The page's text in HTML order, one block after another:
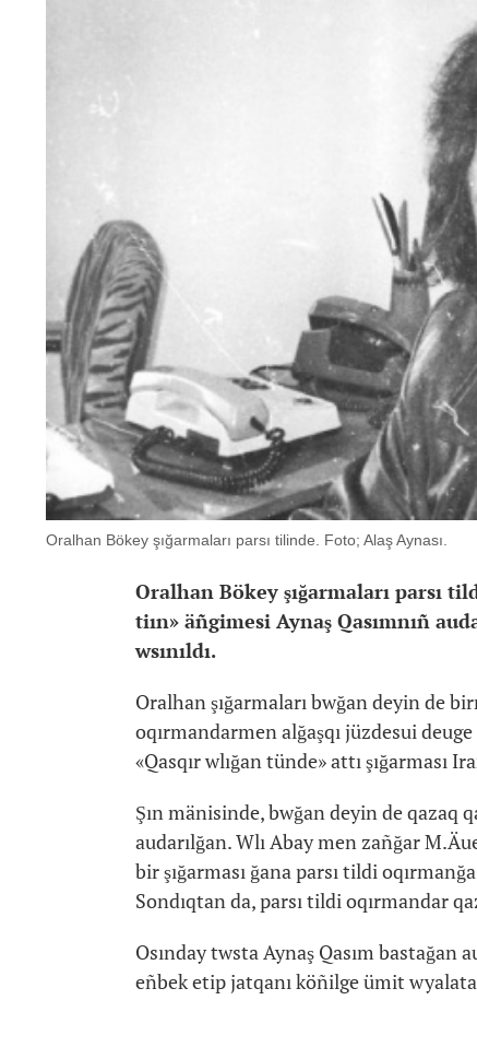
Oralhan Bökey şığarmaları parsı tilinde. Foto; Alaş Aynası.
Oralhan Bökey şığarmaları parsı
tiın» äñgimesi Aynaş Qasımnıñ
wsınıldı.
Oralhan şığarmaları bwğan deyin de
oqırmandarmen alğaşqı jüzdesui deuge
«Qasqır wlığan tünde» attı şığarması
Şın mänisinde, bwğan deyin de qazaq
audarılğan. Wlı Abay men zañğar
bir şığarması ğana parsı tildi
Sondıqtan da, parsı tildi oqırmandar
Osınday twsta Aynaş Qasım bastağan
eñbek etip jatqanı köñilge ümit